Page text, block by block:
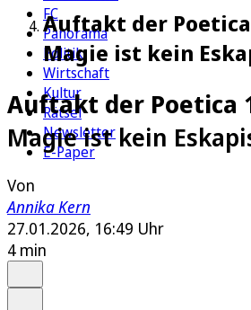
FC
Panorama
Politik
Wirtschaft
Kultur
Rätsel
Newsletter
E-Paper
Auftakt der Poetica
Magie ist kein
Auftakt der Poetica
Magie ist kein
Von
Annika Kern
27.01.2026, 16:49 Uhr
4 min